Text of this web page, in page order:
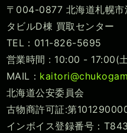
〒004-0877 北海道札幌
タビルD棟 買取センター
TEL：011-826-5695
営業時間 : 10:00 - 17:00(土
MAIL：
北海道公安委員会
古物商許可証:第
インボイス登録番号：